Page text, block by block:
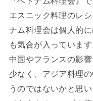
エスニック料理のレ
ナム料理会は個人的
も気合が入っています
中国やフランスの影
少なく、アジア料理
うのではないかと思い